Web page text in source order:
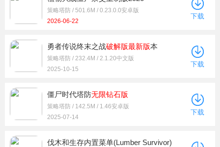
策略塔防 / 501.6M / 0.23.0.0安卓版
2026-06-22
下载
勇者传说终末之战破解版最新版本
策略塔防 / 232.4M / 2.1.20中文版
2025-10-15
下载
僵尸时代塔防无限钻石版
策略塔防 / 142.5M / 1.46安卓版
2025-07-14
下载
伐木和生存内置菜单(Lumber Survivor)